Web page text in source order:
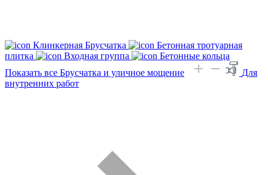
Клинкерная Брусчатка
Бетонная тротуарная
плитка
Входная группа
Бетонные кольца
Показать все Брусчатка и уличное мощение
Для
внутренних работ